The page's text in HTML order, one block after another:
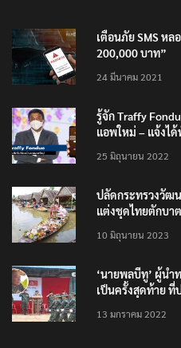
เตือนภัย SMS หล
200,000 บาท”
24 มีนาคม 2021
รู้จัก Traffy
แอพใหม่ – แจ้งได้
25 มิถุนายน 2022
ปลัดกระทรวงวัฒน
แต่งชุดไทยตักบา
10 มิถุนายน 2023
‘นายพลบีทู’ ผู้นำ
เป็นครั้งสุดท้าย
13 มกราคม 2022